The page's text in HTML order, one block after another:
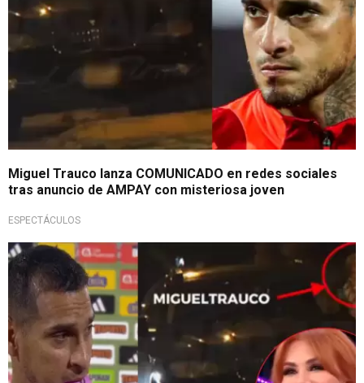
Miguel Trauco lanza COMUNICADO en redes sociales
tras anuncio de AMPAY con misteriosa joven
ESPECTÁCULOS
Impactante noticia